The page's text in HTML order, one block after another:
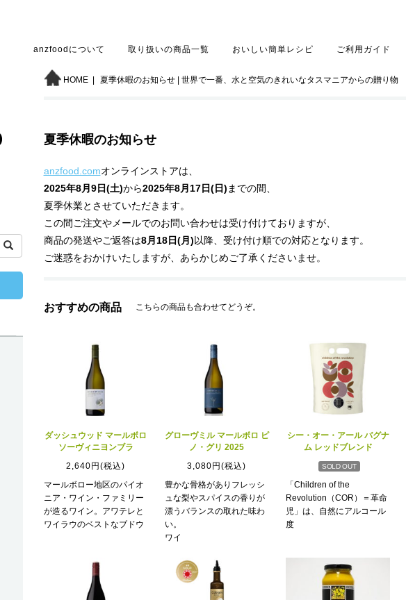
anzfoodについて 取り扱いの商品一覧 おいしい簡単レシピ ご利用ガイド
HOME 夏季休暇のお知らせ | 世界で一番、水と空気のきれいなタスマニアからの贈り物
夏季休暇のお知らせ
anzfood.comオンラインストアは、
2025年8月9日(土)から2025年8月17日(日) までの間、
夏季休業とさせていただきます。
この間ご注文やメールでのお問い合わせは受け付けておりますが、
商品の発送やご返答は8月18日(月)以降、受け付け順での対応となります。
ご迷惑をおかけいたしますが、あらかじめご了承くださいませ。
おすすめの商品 こちらの商品も合わせてどうぞ。
ダッシュウッド マールボロ
ソーヴィニヨンブラ
2,640円(税込)
マールボロー地区のパイオ
ニア・ワイン・ファミリー
が造るワイン。アワテレと
ワイラウのベストなブドウ
グローヴミル マールボロ ピ
ノ・グリ 2025
3,080円(税込)
豊かな骨格がありフレッシ
ュな梨やスパイスの香りが
漂うバランスの取れた味わ
い。
ワイ
シー・オー・アール バグナ
ム レッドブレンド
SOLD OUT
「Children of the
Revolution（COR）＝革命
児」は、自然にアルコール
度